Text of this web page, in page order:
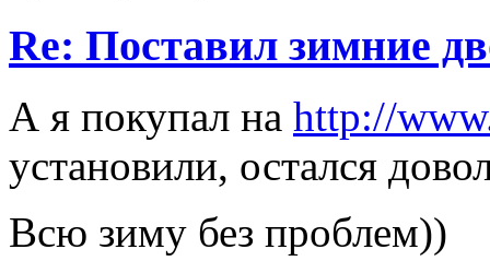
Re: Поставил зимние
А я покупал на http://
установили, остался
Всю зиму без проблем))